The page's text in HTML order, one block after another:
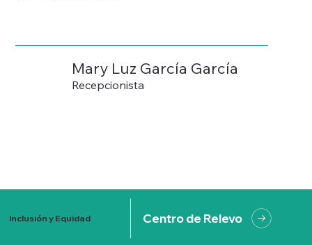
Mary Luz García García
Recepcionista
Inclusión y Equidad Centro de Relevo